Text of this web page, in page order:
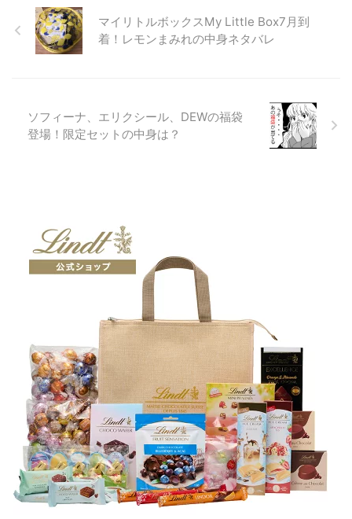
マイリトルボックスMy Little Box7月到
着！レモンまみれの中身ネタバレ
ソフィーナ、エリクシール、DEWの福袋
登場！限定セットの中身は？